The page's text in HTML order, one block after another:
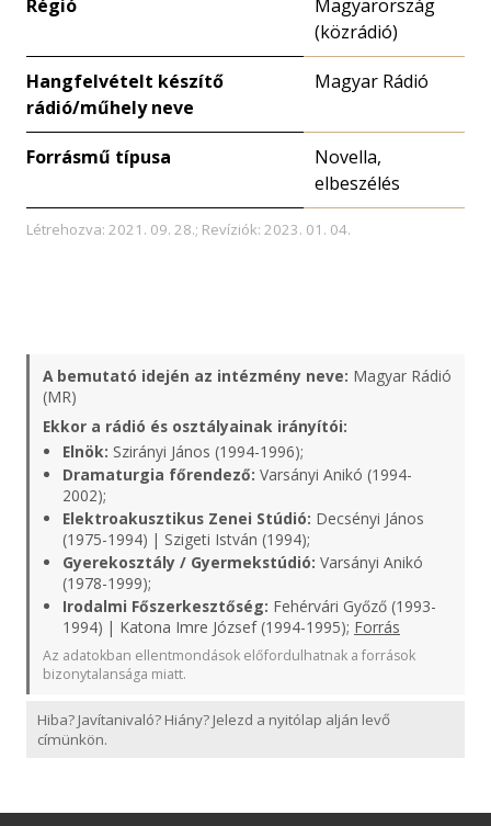
Régió
Magyarország
(közrádió)
Hangfelvételt készítő
rádió/műhely neve
Magyar Rádió
Forrásmű típusa
Novella,
elbeszélés
Létrehozva: 2021. 09. 28.; Revíziók: 2023. 01. 04.
A bemutató idején az intézmény neve: Magyar Rádió
(MR)
Ekkor a rádió és osztályainak irányítói:
Elnök: Szirányi János (1994-1996);
Dramaturgia főrendező: Varsányi Anikó (1994-
2002);
Elektroakusztikus Zenei Stúdió: Decsényi János
(1975-1994) | Szigeti István (1994);
Gyerekosztály / Gyermekstúdió: Varsányi Anikó
(1978-1999);
Irodalmi Főszerkesztőség: Fehérvári Győző (1993-
1994) | Katona Imre József (1994-1995); Forrás
Az adatokban ellentmondások előfordulhatnak a források
bizonytalansága miatt.
Hiba? Javítanivaló? Hiány? Jelezd a nyitólap alján levő
címünkön.